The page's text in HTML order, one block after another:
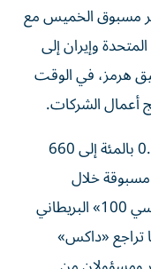
مسبوق الخميس مع
وإيران إلى
هرمز، في الوقت
أعمال الشركات.
وصعد ‌المؤشر ستوكس 600 الأوروبي ‌0.4 بالمئة إلى 660
خلال
الجلستين السابقتين. وارتفع مؤشر «فوتسي 100» البريطاني
0.70%، بينما تراجع «داكس»